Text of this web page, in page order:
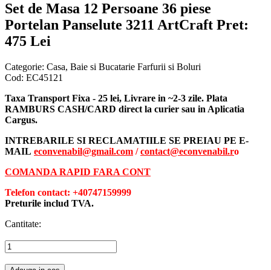
Set de Masa 12 Persoane 36 piese
Portelan Panselute 3211 ArtCraft Pret:
475 Lei
Categorie: Casa, Baie si Bucatarie Farfurii si Boluri
Cod: EC45121
Taxa Transport Fixa - 25 lei, Livrare in ~2-3 zile. Plata
RAMBURS CASH/CARD direct la curier sau in Aplicatia
Cargus.
INTREBARILE SI RECLAMATIILE SE PREIAU PE E-
MAIL econvenabil@gmail.com /contact@econvenabil.ro
COMANDA RAPID FARA CONT
Telefon contact: +40747159999
Preturile includ TVA.
Cantitate: